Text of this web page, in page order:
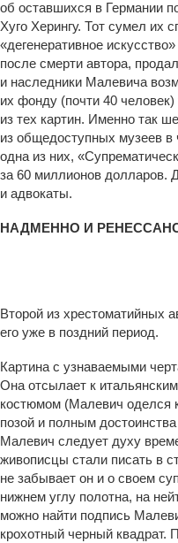
об оставшихся в Германии
Хуго Херингу. Тот сумел их
«дегенеративное
после смерти автора,
и наследники Малевича
их фонду (почти 40
из тех картин. Именно так
из общедоступных музеев в
одна из них,
за 60 миллионов долларов.
и адвокаты.
НАДМЕННО И
Второй из хрестоматийных
его уже в поздний период.
Картина с узнаваемыми
Она отсылает к
костюмом (Малевич оделся
позой и полным
Малевич следует духу
живописцы стали писать в
не забывает он и о своем
нижнем углу полотна, на
можно найти подпись
крохотный черный